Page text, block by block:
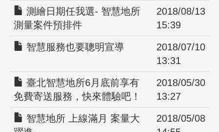
測繪日期任我選- 智慧地所
測量案件預排件
2018/08/13
15:39
智慧服務也要聰明宣導
2018/07/10
13:31
臺北智慧地所6月底前享有
免費寄送服務，快來體驗吧！
2018/05/30
13:27
智慧地所 上線滿月 案量大
2018/05/08